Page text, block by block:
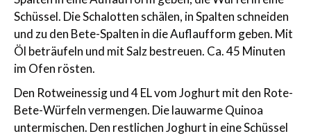
Schüssel. Die Schalotten schälen, in Spalten schneiden
und zu den Bete-Spalten in die Auflaufform geben. Mit
Öl beträufeln und mit Salz bestreuen. Ca. 45 Minuten
im Ofen rösten.
Den Rotweinessig und 4 EL vom Joghurt mit den Rote-
Bete-Würfeln vermengen. Die lauwarme Quinoa
untermischen. Den restlichen Joghurt in eine Schüssel